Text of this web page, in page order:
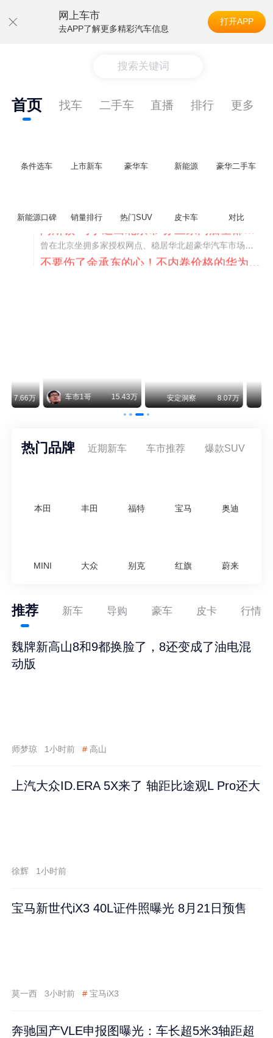
网上车市
去APP了解更多精彩汽车信息
打开APP
搜索关键词
首页 找车 二手车 直播 排行 更多
条件选车 上市新车 豪华车 新能源 豪华二手车
新能源口碑 销量排行 热门SUV 皮卡车 对比
纵观鸿蒙智行一路走来的发展路径，很难得地走出了一条和当下车市截然不同的道路：不靠降价走量、不参与低端价格厮杀，始终以技术迭代、架构创新、智能化体验升级、整车品质突破作为核心驱动力，稳步实现产品价值向上、品牌价格带稳步攀升。
安定洞察 8.07万 智电出行 8.54万 智电出行
热门品牌 近期新车 车市推荐 爆款SUV
本田 丰田 福特 宝马 奥迪
MINI 大众 别克 红旗 蔚来
推荐 新车 导购 豪车 皮卡 行情
魏牌新高山8和9都换脸了，8还变成了油电混
动版
师梦琼 1小时前 # 高山
上汽大众ID.ERA 5X来了 轴距比途观L Pro还大
徐辉 1小时前
宝马新世代iX3 40L证件照曝光 8月21日预售
莫一西 3小时前 # 宝马iX3
奔驰国产VLE申报图曝光：车长超5米3轴距超